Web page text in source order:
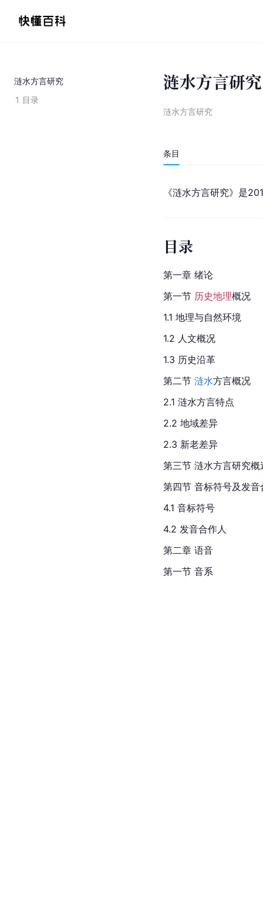
涟水方言研究
1 目录
涟水方言研究
涟水方言研究
条目
《涟水方言研究》是
目录
第一章 绪论
第一节 历史地理概况
1.1 地理与自然环境
1.2 人文概况
1.3 历史沿革
第二节 涟水方言概况
2.1 涟水方言特点
2.2 地域差异
2.3 新老差异
第三节 涟水方言研究概
第四节 音标符号及发音
4.1 音标符号
4.2 发音合作人
第二章 语音
第一节 音系